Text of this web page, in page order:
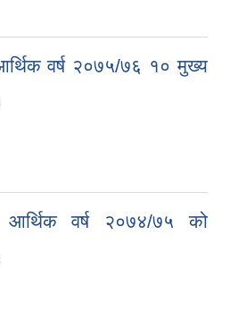
वर्ष २०७५/७६ १० मुख्य
आर्थिक वर्ष २०७४/७५ को